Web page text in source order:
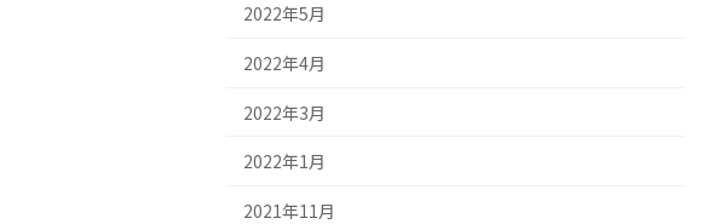
2022年5月
2022年4月
2022年3月
2022年1月
2021年11月